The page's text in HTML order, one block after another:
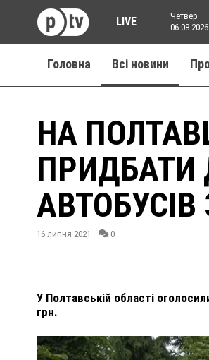
LIVE
Четвер
06.08.2026
Головна Всі новини
НА
ПРИДБАТИ
16 липня 2021 0
У Полтавській області
грн.